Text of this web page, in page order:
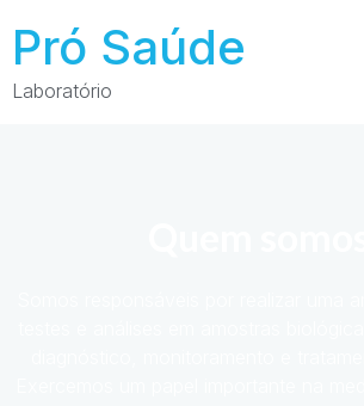
Pró Saúde
Laboratório